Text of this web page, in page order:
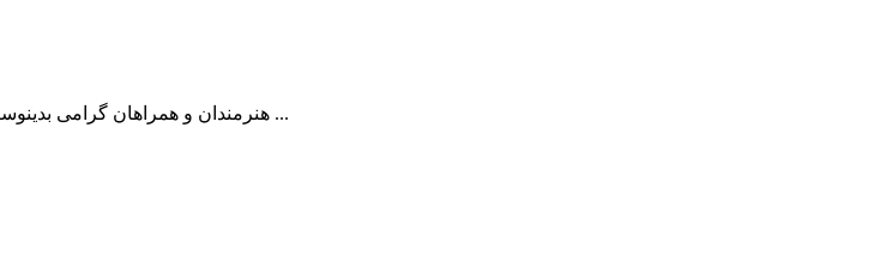
هنرمندان و همراهان گرامی بدینوسیله به اطلاع می رساند اولین جشنواره عکس معدن خانه معدن ایران با توجه به مشکلات ایجاد ...